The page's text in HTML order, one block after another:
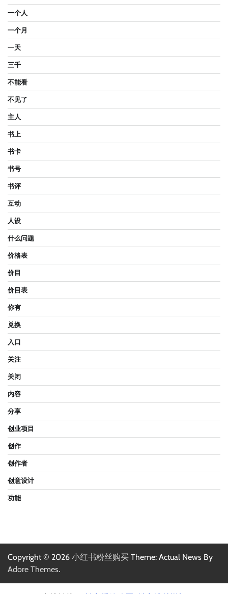
一个人
一个月
一天
三千
不能看
不见了
主人
书上
书卡
书号
书评
互动
人设
什么问题
价格表
价目
价目表
你有
兑换
入口
关注
关闭
内容
分享
创业项目
创作
创作者
创意设计
功能
Copyright © 2026 小红书粉丝购买 Theme: Actual News By
Adore Themes.